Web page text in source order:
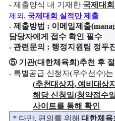
- 제출양식 내 기재한 국제대
제외 , 국제대회 실적만 제출
- 제출방법 : 이메일제출
담당자에게 접수 확인 필수
- 관련문의 : 행정지원팀 정두
⑤ 기관(대한체육회 )추천 후
- 특별공급 신청자(우수선수)는
(추천대상자, 예비대상
해당 신청일(청약접수
사이트를 통해 확인
* 다만, 편의를 위해대한체육